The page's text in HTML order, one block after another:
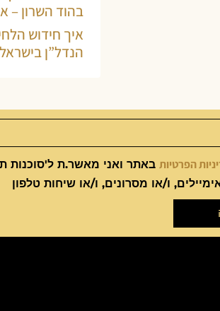
בהוד השרון –
איך חידוש
הנדל”ן
הפרטיות באתר ואני מאשר.ת ל'סוכנות
ו/או מסרונים, ו/או שיחות טלפון